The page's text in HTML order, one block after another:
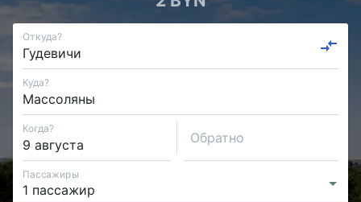
Откуда?
Куда?
Когда?
Обратно
Пассажиры